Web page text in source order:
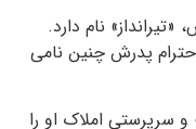
نام دارد.
پدرش چنین نامی
سرپرستی املاک او را